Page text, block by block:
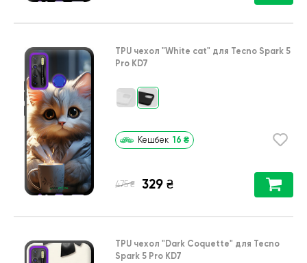
TPU чехол "White cat" для Tecno Spark 5
Pro KD7
Кешбек 16 ₴
475 ₴ 329 ₴
TPU чехол "Dark Coquette" для Tecno
Spark 5 Pro KD7